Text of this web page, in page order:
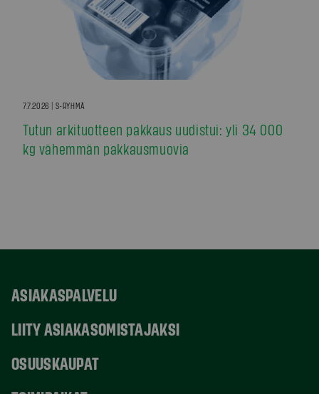
7.7.2026 | S-RYHMÄ
Tutun arkituotteen pakkaus uudistui: yli 34 000
kg vähemmän pakkausmuovia
ASIAKASPALVELU
LIITY ASIAKASOMISTAJAKSI
OSUUSKAUPAT